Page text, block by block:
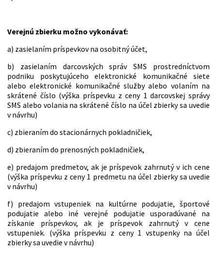
Verejnú zbierku možno vykonávať:
a) zasielaním príspevkov na osobitný účet,
b) zasielaním darcovských správ SMS prostredníctvom
podniku poskytujúceho elektronické komunikačné siete
alebo elektronické komunikačné služby alebo volaním na
skrátené číslo (výška príspevku z ceny 1 darcovskej správy
SMS alebo volania na skrátené číslo na účel zbierky sa uvedie
v návrhu)
c) zbieraním do stacionárnych pokladničiek,
d) zbieraním do prenosných pokladničiek,
e) predajom predmetov, ak je príspevok zahrnutý v ich cene
(výška príspevku z ceny 1 predmetu na účel zbierky sa uvedie
v návrhu)
f) predajom vstupeniek na kultúrne podujatie, športové
podujatie alebo iné verejné podujatie usporadúvané na
získanie príspevkov, ak je príspevok zahrnutý v cene
vstupeniek. (výška príspevku z ceny 1 vstupenky na účel
zbierky sa uvedie v návrhu)